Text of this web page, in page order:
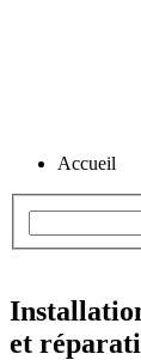
Accueil
et